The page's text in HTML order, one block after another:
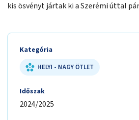
kis ösvényt jártak ki a Szerémi úttal
Kategória
HELYI - NAGY ÖTLET
Időszak
2024/2025